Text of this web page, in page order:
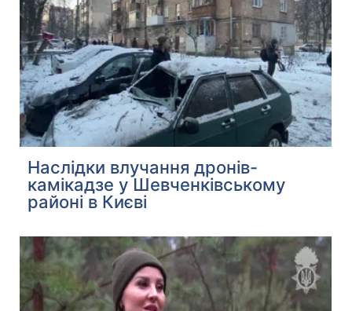
Наслідки влучання дронів-
камікадзе у Шевченківському
районі в Києві